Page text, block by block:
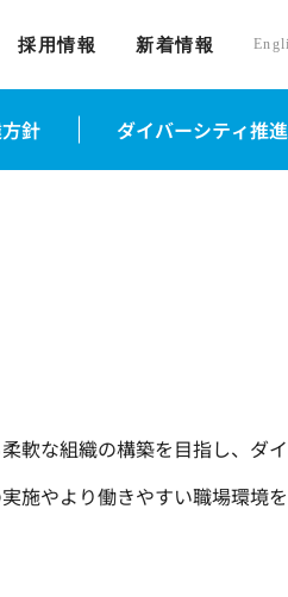
採用情報 新着情報
針 ダイバーシティ推
な組織の構築を目指し、ダ
やより働きやすい職場環境